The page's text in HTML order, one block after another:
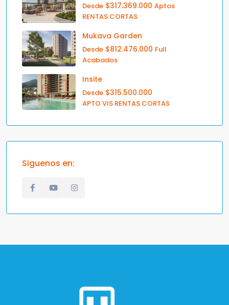
Desde $317.369.000 Aptos
RENTAS CORTAS
Mukava Garden
Desde $812.476.000 Full
Acabados
Insite
Desde $315.500.000
APTO VIS RENTAS CORTAS
Siguenos en: